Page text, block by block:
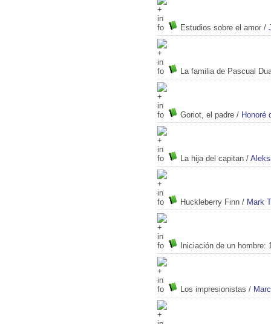
Estudios sobre el amor /
La familia de Pascual
Goriot, el padre / Honoré
La hija del capitan /
Huckleberry Finn / Mark
Iniciación de un hombre:
Los impresionistas /